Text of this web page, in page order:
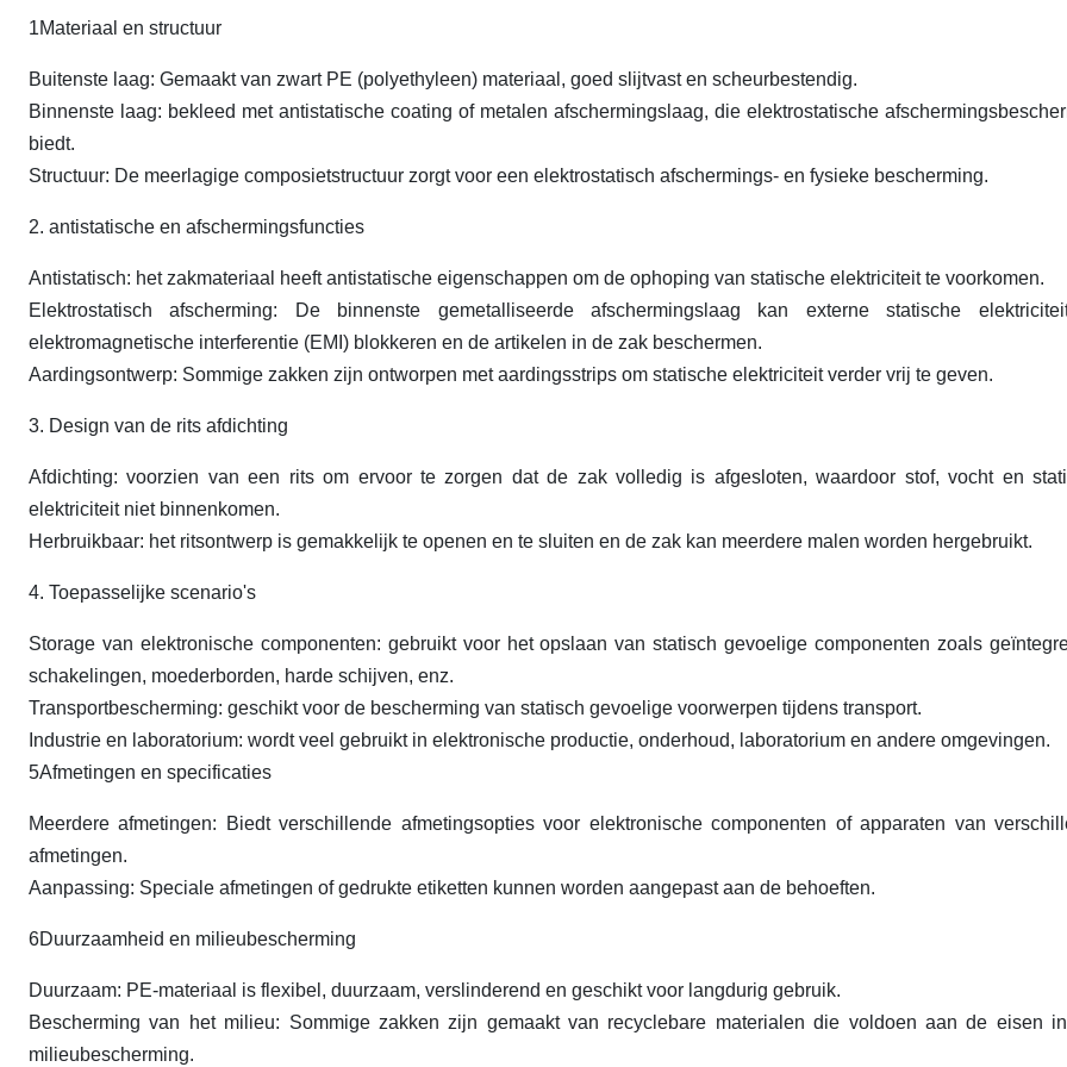
1Materiaal en structuur
Buitenste laag: Gemaakt van zwart PE (polyethyleen) materiaal, goed slijtvast en scheurbestendig.
Binnenste laag: bekleed met antistatische coating of metalen afschermingslaag, die elektrostatische
biedt.
Structuur: De meerlagige composietstructuur zorgt voor een elektrostatisch afschermings- en fysieke bescherming.
2. antistatische en afschermingsfuncties
Antistatisch: het zakmateriaal heeft antistatische eigenschappen om de ophoping van statische elektriciteit te voorkomen.
Elektrostatisch afscherming: De binnenste gemetalliseerde afschermingslaag kan externe statische
elektromagnetische interferentie (EMI) blokkeren en de artikelen in de zak beschermen.
Aardingsontwerp: Sommige zakken zijn ontworpen met aardingsstrips om statische elektriciteit verder vrij te geven.
3. Design van de rits afdichting
Afdichting: voorzien van een rits om ervoor te zorgen dat de zak volledig is afgesloten, waardoor stof, vocht en
elektriciteit niet binnenkomen.
Herbruikbaar: het ritsontwerp is gemakkelijk te openen en te sluiten en de zak kan meerdere malen worden hergebruikt.
4. Toepasselijke scenario's
Storage van elektronische componenten: gebruikt voor het opslaan van statisch gevoelige componenten zoals
schakelingen, moederborden, harde schijven, enz.
Transportbescherming: geschikt voor de bescherming van statisch gevoelige voorwerpen tijdens transport.
Industrie en laboratorium: wordt veel gebruikt in elektronische productie, onderhoud, laboratorium en andere omgevingen.
5Afmetingen en specificaties
Meerdere afmetingen: Biedt verschillende afmetingsopties voor elektronische componenten of apparaten van
afmetingen.
Aanpassing: Speciale afmetingen of gedrukte etiketten kunnen worden aangepast aan de behoeften.
6Duurzaamheid en milieubescherming
Duurzaam: PE-materiaal is flexibel, duurzaam, verslinderend en geschikt voor langdurig gebruik.
Bescherming van het milieu: Sommige zakken zijn gemaakt van recyclebare materialen die voldoen aan de eisen
milieubescherming.